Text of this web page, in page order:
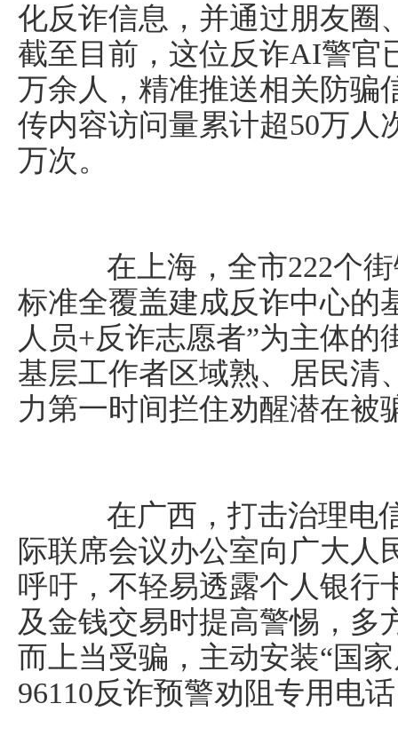
化反诈信息，并通过朋友圈
截至目前，这位反诈AI警官
万余人，精准推送相关防骗
传内容访问量累计超50万人
万次。
在上海，全市222个街
标准全覆盖建成反诈中心的
人员+反诈志愿者”为主体
基层工作者区域熟、居民清
力第一时间拦住劝醒潜在被
在广西，打击治理电
际联席会议办公室向广大人
呼吁，不轻易透露个人银行
及金钱交易时提高警惕，多
而上当受骗，主动安装“国
96110反诈预警劝阻专用电